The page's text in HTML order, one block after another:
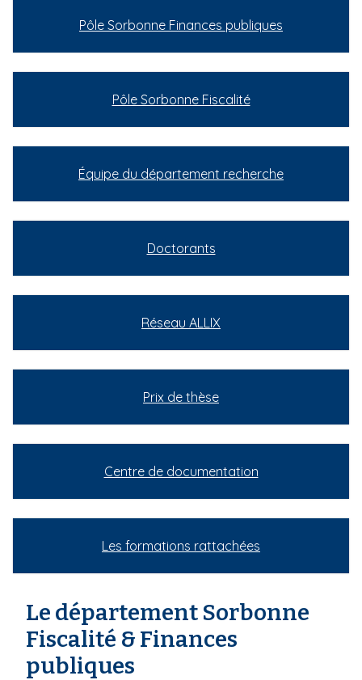
Pôle Sorbonne Finances publiques
Pôle Sorbonne Fiscalité
Équipe du département recherche
Doctorants
Réseau ALLIX
Prix de thèse
Centre de documentation
Les formations rattachées
Le département Sorbonne
Fiscalité & Finances
publiques